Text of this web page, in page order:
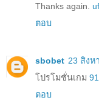
Thanks again.
ตอบ
sbobet 23 สิงห
โปรโมชั่นเกม
ตอบ